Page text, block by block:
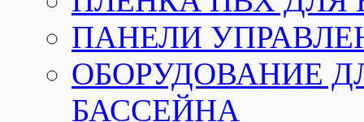
ПАНЕЛИ
ОБОРУДОВАНИЕ
БАССЕЙНА